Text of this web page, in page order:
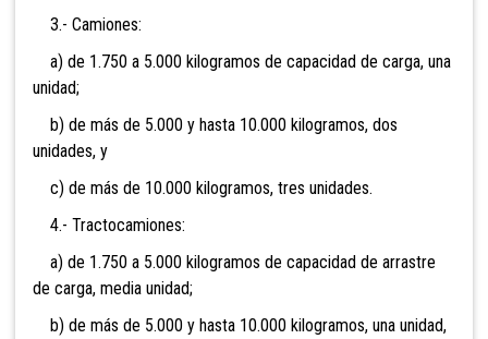
3.- Camiones:
a) de 1.750 a 5.000 kilogramos de capacidad de carga, una
unidad;
b) de más de 5.000 y hasta 10.000 kilogramos, dos
unidades, y
c) de más de 10.000 kilogramos, tres unidades.
4.- Tractocamiones:
a) de 1.750 a 5.000 kilogramos de capacidad de arrastre
de carga, media unidad;
b) de más de 5.000 y hasta 10.000 kilogramos, una unidad,